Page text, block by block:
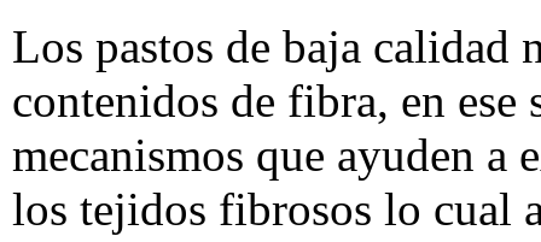
Los pastos de baja calidad
contenidos de fibra, en ese
mecanismos que ayuden a
los tejidos fibrosos lo cual